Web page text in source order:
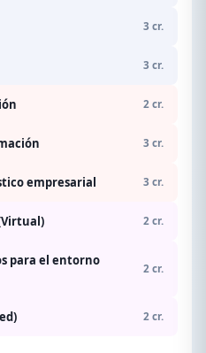
3 cr.
3 cr.
2 cr.
3 cr.
empresarial 3 cr.
2 cr.
para el entorno
2 cr.
2 cr.